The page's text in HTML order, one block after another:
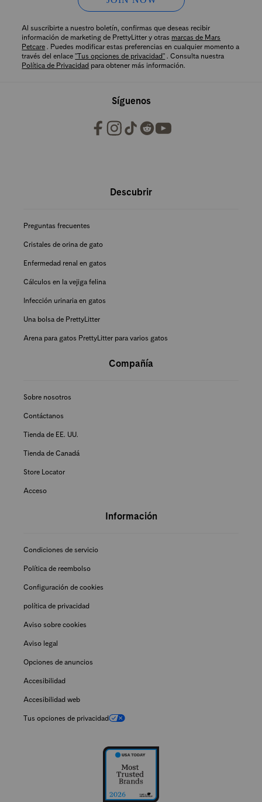
Síguenos
Al suscribirte a nuestro boletín, confirmas que deseas recibir
información de marketing de PrettyLitter y otras marcas de Mars
Petcare . Puedes modificar estas preferencias en cualquier momento a
través del enlace"Tus opciones de privacidad" . Consulta nuestra
Política de Privacidad para obtener más información.
Descubrir
Preguntas frecuentes
Cristales de orina de gato
Enfermedad renal en gatos
Cálculos en la vejiga felina
Infección urinaria en gatos
Una bolsa de PrettyLitter
Arena para gatos PrettyLitter para varios gatos
Compañía
Sobre nosotros
Contáctanos
Tienda de EE. UU.
Tienda de Canadá
Store Locator
Acceso
Información
Condiciones de servicio
Política de reembolso
Configuración de cookies
política de privacidad
Aviso sobre cookies
Aviso legal
Opciones de anuncios
Accesibilidad
Accesibilidad web
Tus opciones de privacidad